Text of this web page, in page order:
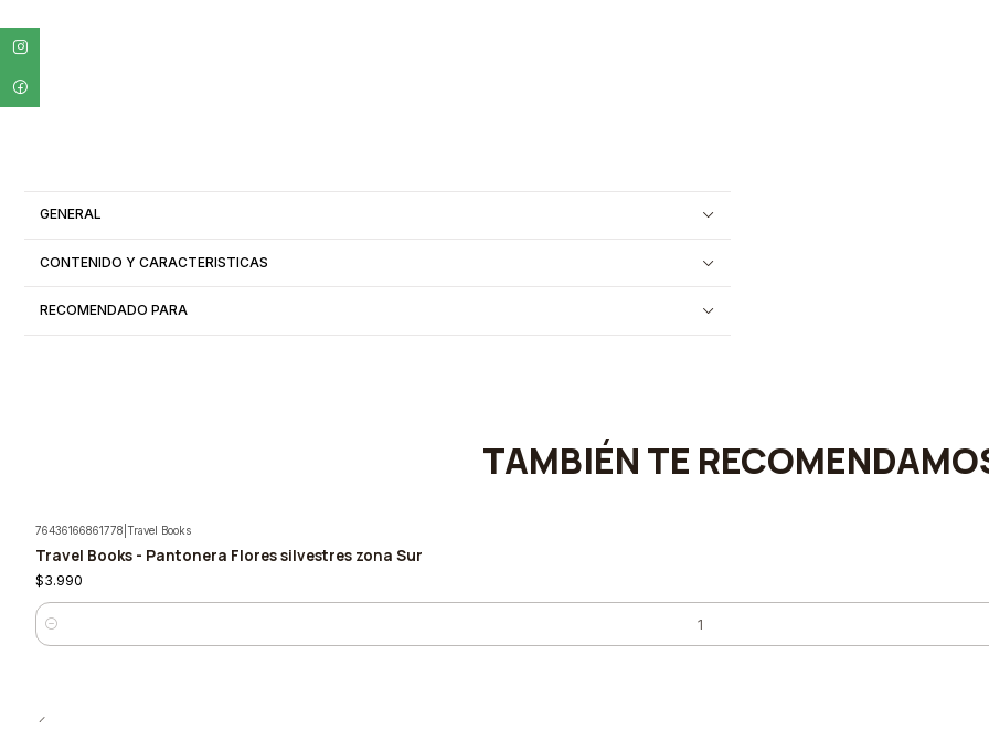
GENERAL
CONTENIDO Y CARACTERISTICAS
RECOMENDADO PARA
TAMBIÉN TE
76436166861778 Travel Books
Travel Books - Pantonera Flores silvestres zona Sur
$3.990
Cantidad